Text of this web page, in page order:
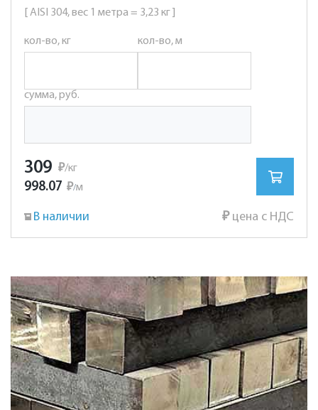
[ AISI 304, вес 1 метра = 3,23 кг ]
кол-во, кг кол-во, м
сумма, руб.
309 ₽/кг
998.07 ₽/м
В наличии ₽цена с НДС